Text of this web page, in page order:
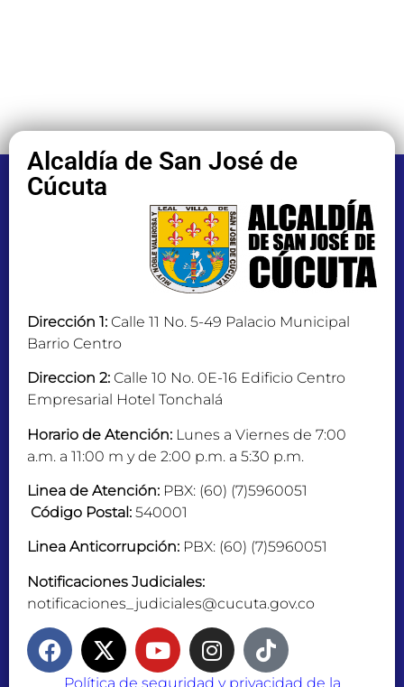
Alcaldía de San José de
Cúcuta
Dirección 1: Calle 11 No. 5-49 Palacio Municipal
Barrio Centro
Direccion 2: Calle 10 No. 0E-16 Edificio Centro
Empresarial Hotel Tonchalá
Horario de Atención: Lunes a Viernes de 7:00
a.m. a 11:00 m y de 2:00 p.m. a 5:30 p.m.
Linea de Atención: PBX: (60) (7)5960051
Código Postal: 540001
Linea Anticorrupción: PBX: (60) (7)5960051
Notificaciones Judiciales:
notificaciones_judiciales@cucuta.gov.co
Política de seguridad y privacidad de la